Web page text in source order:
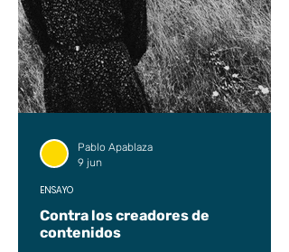
Contra los creadores de
contenidos
ENSAYO
Pablo Apablaza
9 jun